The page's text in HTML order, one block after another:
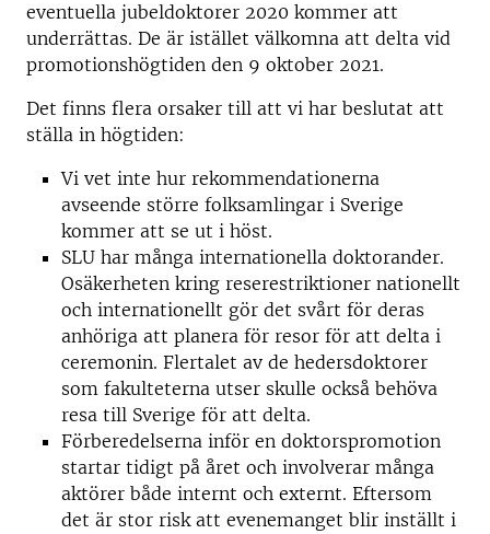
eventuella jubeldoktorer 2020 kommer att
underrättas. De är istället välkomna att delta vid
promotionshögtiden den 9 oktober 2021.
Det finns flera orsaker till att vi har beslutat att
ställa in högtiden:
Vi vet inte hur rekommendationerna
avseende större folksamlingar i Sverige
kommer att se ut i höst.
SLU har många internationella doktorander.
Osäkerheten kring reserestriktioner nationellt
och internationellt gör det svårt för deras
anhöriga att planera för resor för att delta i
ceremonin. Flertalet av de hedersdoktorer
som fakulteterna utser skulle också behöva
resa till Sverige för att delta.
Förberedelserna inför en doktorspromotion
startar tidigt på året och involverar många
aktörer både internt och externt. Eftersom
det är stor risk att evenemanget blir inställt i